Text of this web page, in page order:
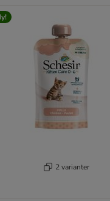
2 varianter